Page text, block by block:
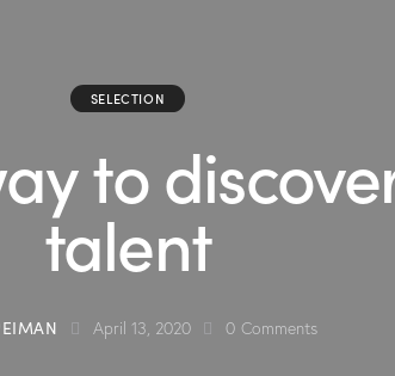
SELECTION
to
talent
April 13, 2020 0 Comments